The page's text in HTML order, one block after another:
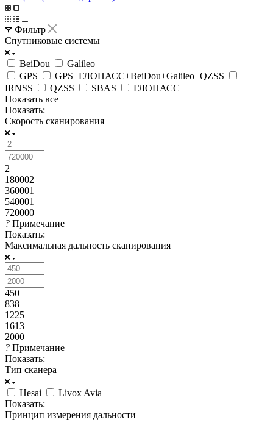
Фильтр
Спутниковые системы
BeiDou
Galileo
GPS
GPS+ГЛОНАСС+BeiDou+Galileo+QZSS
IRNSS
QZSS SBAS
ГЛОНАСС
Показать все
Показать:
Скорость сканирования
2
180002
360001
540001
720000
? Примечание
Показать:
Максимальная дальность сканирования
450
838
1225
1613
2000
? Примечание
Показать:
Тип сканера
Hesai
Livox Avia
Показать:
Принцип измерения дальности